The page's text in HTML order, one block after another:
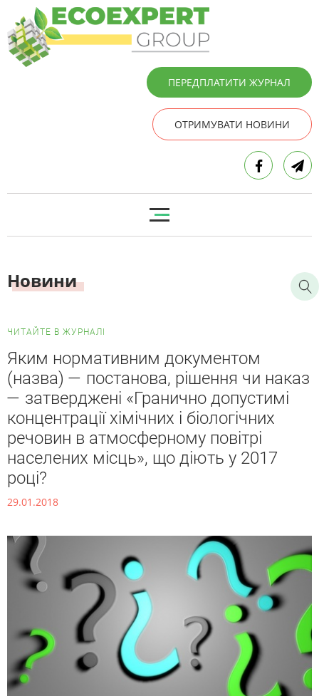
ПЕРЕДПЛАТИТИ ЖУРНАЛ
ОТРИМУВАТИ НОВИНИ
Новини
ЧИТАЙТЕ В ЖУРНАЛІ
Яким нормативним документом
(назва) — постанова, рішення чи наказ
— затверджені «Гранично допустимі
концентрації хімічних і біологічних
речовин в атмосферному повітрі
населених місць», що діють у 2017
році?
29.01.2018